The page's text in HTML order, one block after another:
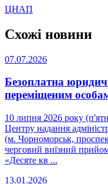
ЦНАП
Схожі новини
07.07.2026
Безоплатна
переміщеним
10 липня 2026 року
Центру надання
(м. Чорноморськ,
черговий виїзний прийом
«Десяте кв ...
13.01.2026